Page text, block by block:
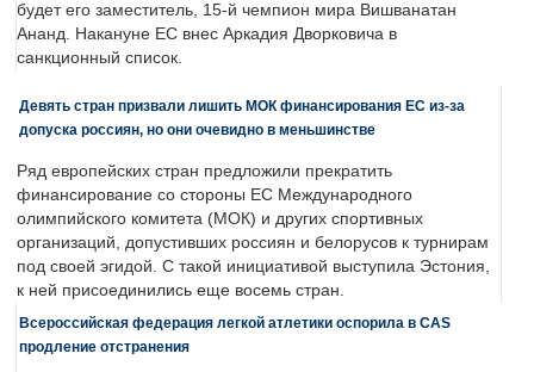
будет его заместитель, 15-й чемпион мира Вишванатан
Ананд. Накануне ЕС внес Аркадия Дворковича в
санкционный список.
Девять стран призвали лишить МОК финансирования ЕС из-за
допуска россиян, но они очевидно в меньшинстве
Ряд европейских стран предложили прекратить
финансирование со стороны ЕС Международного
олимпийского комитета (МОК) и других спортивных
организаций, допустивших россиян и белорусов к турнирам
под своей эгидой. С такой инициативой выступила Эстония,
к ней присоединились еще восемь стран.
Всероссийская федерация легкой атлетики оспорила в CAS
продление отстранения